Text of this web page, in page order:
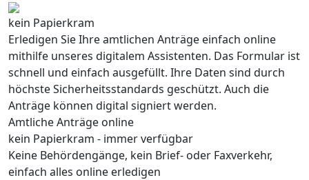
kein Papierkram
Erledigen Sie Ihre amtlichen Anträge einfach online
mithilfe unseres digitalem Assistenten. Das Formular ist
schnell und einfach ausgefüllt. Ihre Daten sind durch
höchste Sicherheitsstandards geschützt. Auch die
Anträge können digital signiert werden.
Amtliche Anträge online
kein Papierkram - immer verfügbar
Keine Behördengänge, kein Brief- oder Faxverkehr,
einfach alles online erledigen